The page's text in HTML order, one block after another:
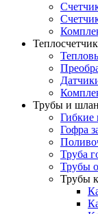
Трубы и
Гибкие
Гофра
Труба
Трубы
Трубы